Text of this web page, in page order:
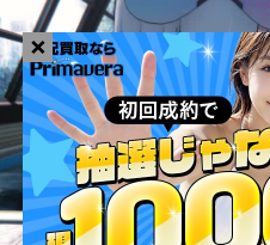
play_arrow
×